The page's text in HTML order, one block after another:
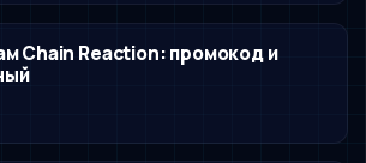
Chain Reaction: промокод и